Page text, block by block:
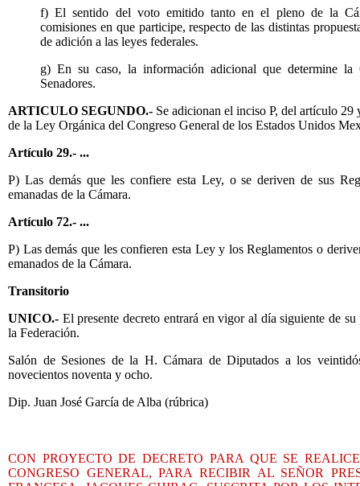
f) El sentido del voto emitido tanto en el pleno de la
comisiones en que participe, respecto de las distintas
de adición a las leyes federales.
g) En su caso, la información adicional que determine
Senadores.
ARTICULO SEGUNDO.- Se adicionan el inciso P, del artículo
de la Ley Orgánica del Congreso General de los Estados Unidos
Artículo 29.- ...
P) Las demás que les confiere esta Ley, o se deriven de sus
emanadas de la Cámara.
Artículo 72.- ...
P) Las demás que les confieren esta Ley y los Reglamentos o
emanados de la Cámara.
Transitorio
UNICO.- El presente decreto entrará en vigor al día siguiente de
la Federación.
Salón de Sesiones de la H. Cámara de Diputados a los
novecientos noventa y ocho.
Dip. Juan José García de Alba (rúbrica)
CON PROYECTO DE DECRETO PARA QUE SE
CONGRESO GENERAL, PARA RECIBIR AL SEÑOR